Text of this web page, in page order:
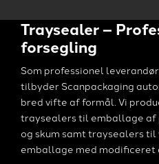
Traysealer –
forsegling
Som professionel
tilbyder Scanpackaging
bred vifte af formål. Vi
traysealers til emballage af
og skum samt traysealers til
emballage med